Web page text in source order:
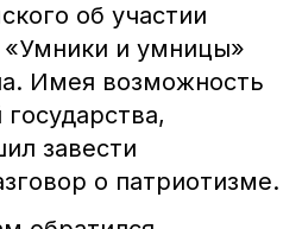
об участии
«Умники и умницы»
Имея возможность
завести
о патриотизме.